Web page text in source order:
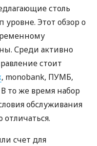
столь
Этот обзор о
Среди активно
стоит
, monobank, ПУМБ,
то же время набор
обслуживания
счет для